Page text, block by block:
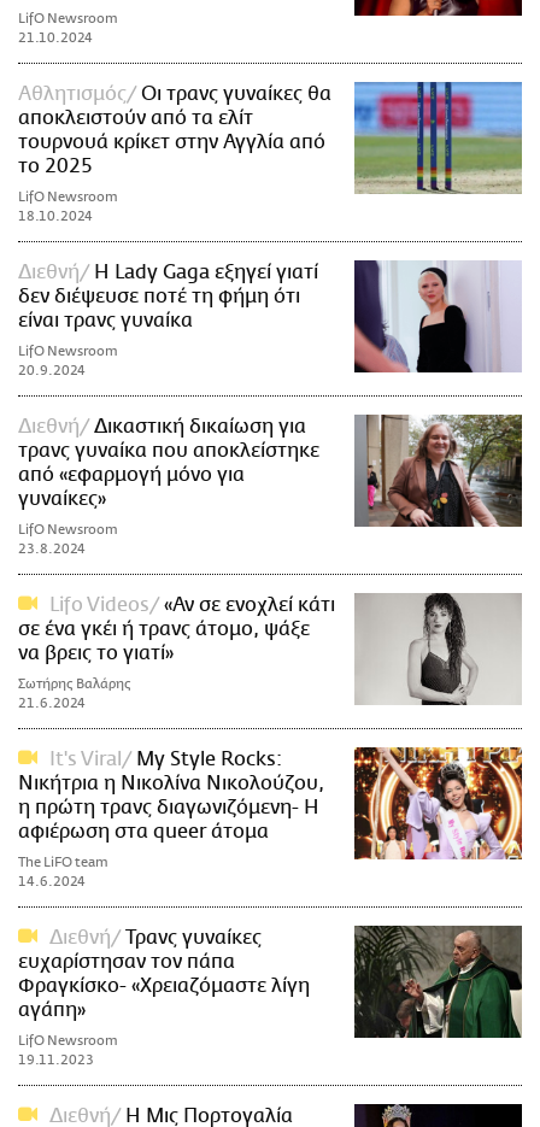
LifO Newsroom
21.10.2024
Αθλητισμός
Οι τρανς γυναίκες θα
αποκλειστούν από τα ελίτ
τουρνουά κρίκετ στην Αγγλία από
το 2025
LifO Newsroom
18.10.2024
Διεθνή
Η Lady Gaga εξηγεί γιατί
δεν διέψευσε ποτέ τη φήμη ότι
είναι τρανς γυναίκα
LifO Newsroom
20.9.2024
Διεθνή
Δικαστική δικαίωση για
τρανς γυναίκα που αποκλείστηκε
από «εφαρμογή μόνο για
γυναίκες»
LifO Newsroom
23.8.2024
Lifo Videos
«Αν σε ενοχλεί κάτι
σε ένα γκέι ή τρανς άτομο, ψάξε
να βρεις το γιατί»
Σωτήρης Βαλάρης
21.6.2024
It's Viral
My Style Rocks:
Νικήτρια η Νικολίνα Νικολούζου,
η πρώτη τρανς διαγωνιζόμενη- Η
αφιέρωση στα queer άτομα
The LiFO team
14.6.2024
Διεθνή
Τρανς γυναίκες
ευχαρίστησαν τον πάπα
Φραγκίσκο- «Χρειαζόμαστε λίγη
αγάπη»
LifO Newsroom
19.11.2023
Διεθνή Η Μις Πορτογαλία